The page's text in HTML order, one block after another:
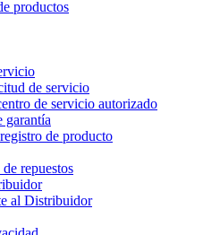
productos
de servicio
de servicio autorizado
garantía
de producto
repuestos
al Distribuidor